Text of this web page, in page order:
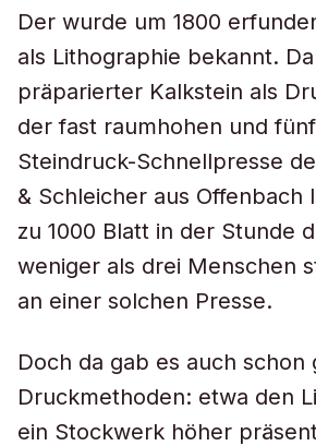
Der wurde um 1800
als Lithographie bekannt.
präparierter Kalkstein als
der fast raumhohen und
Steindruck-Schnellpresse
& Schleicher aus Offenbach
zu 1000 Blatt in der Stunde
weniger als drei Menschen
an einer solchen Presse.
Doch da gab es auch schon
Druckmethoden: etwa den
ein Stockwerk höher